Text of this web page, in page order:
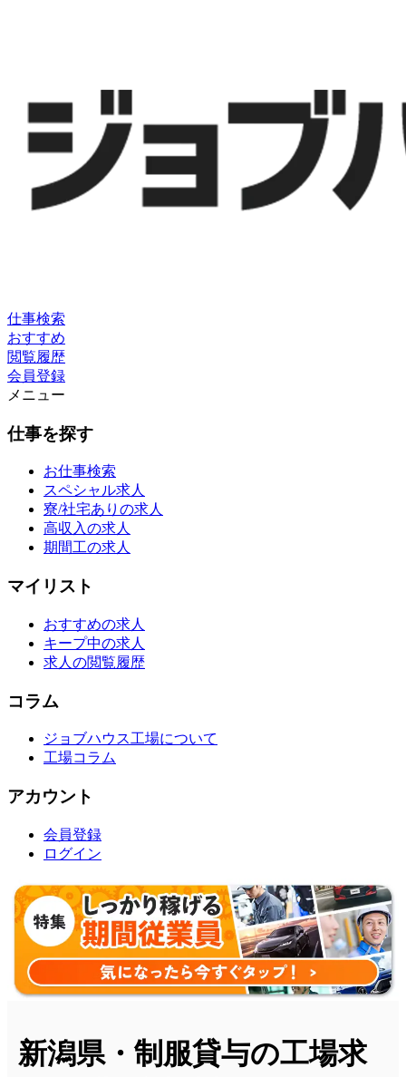
仕事検索
おすすめ
閲覧履歴
会員登録
メニュー
仕事を探す
お仕事検索
スペシャル求人
寮/社宅ありの求人
高収入の求人
期間工の求人
マイリスト
おすすめの求人
キープ中の求人
求人の閲覧履歴
コラム
ジョブハウス工場について
工場コラム
アカウント
会員登録
ログイン
新潟県・制服貸与の工場求